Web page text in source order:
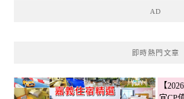
AD
即時熱門文章
【